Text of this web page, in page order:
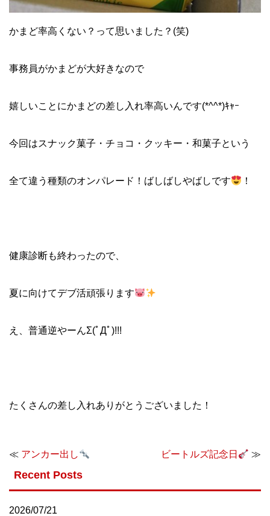
かまど率高くない？って思いました？(笑)
事務員がかまどが大好きなので
嬉しいことにかまどの差し入れ率高いんです(*^^*)ｷｬｰ
今回はスナック菓子・チョコ・クッキー・和菓子という
全て違う種類のオンパレード！ばしばしやばしです ！
健康診断も終わったので、
夏に向けてデブ活頑張ります
え、普通逆やーんΣ(ﾟДﾟ)!!!
たくさんの差し入れありがとうございました！
≪ アンカー出し ビートルズ記念日 ≫
Recent Posts
2026/07/21